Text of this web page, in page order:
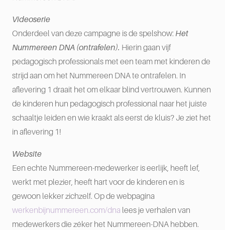
Videoserie
Onderdeel van deze campagne is de spelshow: Het
Nummereen DNA (ontrafelen). Hierin gaan vijf
pedagogisch professionals met een team met kinderen de
strijd aan om het Nummereen DNA te ontrafelen. In
aflevering 1 draait het om elkaar blind vertrouwen. Kunnen
de kinderen hun pedagogisch professional naar het juiste
schaaltje leiden en wie kraakt als eerst de kluis? Je ziet het
in aflevering 1!
Website
Een echte Nummereen-medewerker is eerlijk, heeft lef,
werkt met plezier, heeft hart voor de kinderen en is
gewoon lekker zichzelf. Op de webpagina
werkenbijnummereen.com/dna lees je verhalen van
medewerkers die zéker het Nummereen-DNA hebben.